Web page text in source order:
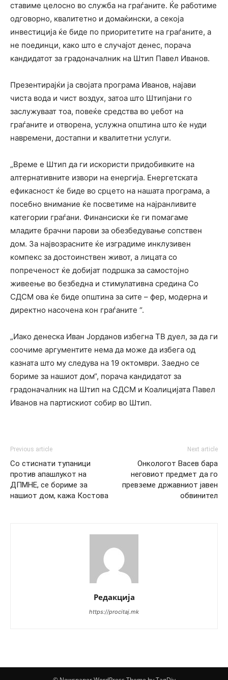
ставиме целосно во служба на граѓаните. Ќе работиме
одговорно, квалитетно и домаќински, а секоја
инвестиција ќе биде по приоритетите на граѓаните, а
не поединци, како што е случајот денес, порача
кандидатот за градоначалник на Штип Павел Иванов.
Презентирајќи ја својата програма Иванов, најави
чиста вода и чист воздух, затоа што Штипјани го
заслужуваат тоа, повеќе средства во џебот на
граѓаните и отворена, услужна општина што ќе нуди
навремени, достапни и квалитетни услуги.
„Време е Штип да ги искористи придобивките на
алтернативните извори на енергија. Енергетската
ефикасност ќе биде во срцето на нашата програма, а
посебно внимание ќе посветиме на најранливите
категории граѓани. Финансиски ќе ги помагаме
младите брачни парови за обезбедување сопствен
дом. За највозрасните ќе изградиме инклузивен
компекс за достоинствен живот, а лицата со
попреченост ќе добијат подршка за самостојно
живеење во безбедна и стимулативна средина Со
СДСМ ова ќе биде општина за сите – фер, модерна и
директно насочена кон граѓаните “.
„Иако денеска Иван Јорданов избегна ТВ дуел, за да ги
соочиме аргументите нема да може да избега од
казната што му следува на 19 октомври. Заедно се
бориме за нашиот дом“, порача кандидатот за
градоначалник на Штип на СДСМ и Коалицијата Павел
Иванов на партискиот собир во Штип.
Previous article
Со стиснати тупаници
против апашлукот на
ДПМНЕ, се бориме за
нашиот дом, кажа Костова
Next article
Онкологот Васев бара
неговиот предмет да го
превземе државниот јавен
обвинител
Редакција
https://procitaj.mk